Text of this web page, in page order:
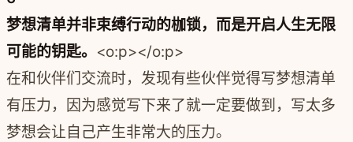
梦想清单并非束缚行动的枷锁，而是开启人生无限
可能的钥匙。 <o:p></o:p>
在和伙伴们交流时，发现有些伙伴觉得写梦想清单
有压力，因为感觉写下来了就一定要做到，写太多
梦想会让自己产生非常大的压力。